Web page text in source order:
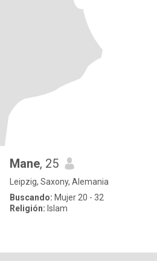
Mane, 25
Leipzig, Saxony, Alemania
Buscando: Mujer 20 - 32
Religión: Islam